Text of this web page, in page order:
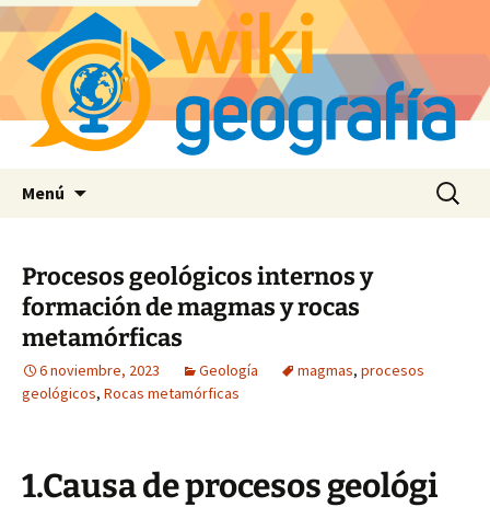
Menú Buscar:
Procesos geológicos internos y
formación de magmas y rocas
metamórficas
6 noviembre, 2023 Geología magmas, procesos
geológicos, Rocas metamórficas
1.Causa de procesos geológi